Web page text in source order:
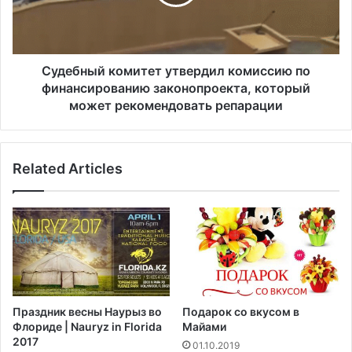
а
н
п
д
в
и
г
а
т
ь
п
р
н
к
у
е
р
д
и
л
к
о
м
и
Судебный комитет утвердил комиссию по
финансированию законопроекта, который
может рекомендовать репарации
Related Articles
Праздник весны Наурыз во
Флориде | Nauryz in Florida
2017
Подарок со вкусом в
Майами
01.10.2019